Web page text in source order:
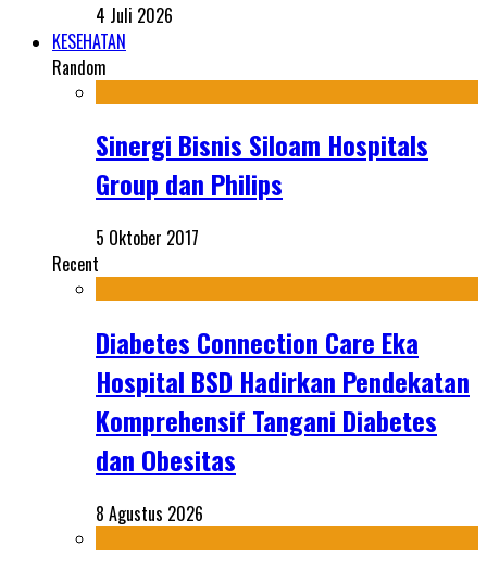
4 Juli 2026
KESEHATAN
Random
Sinergi Bisnis Siloam Hospitals
Group dan Philips
5 Oktober 2017
Recent
Diabetes Connection Care Eka
Hospital BSD Hadirkan Pendekatan
Komprehensif Tangani Diabetes
dan Obesitas
8 Agustus 2026